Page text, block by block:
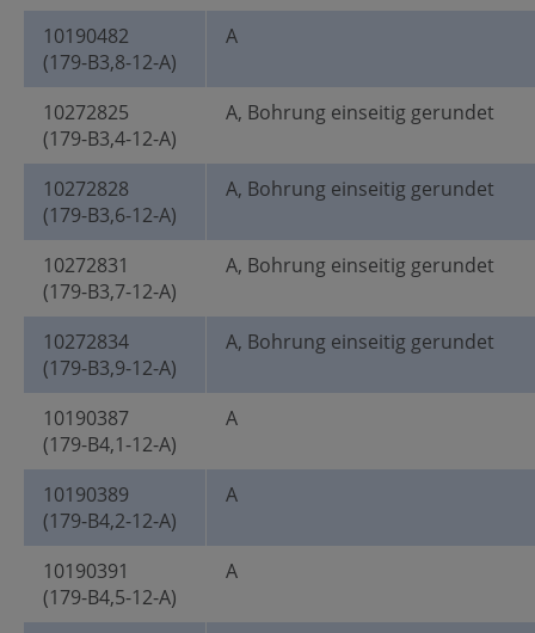
10190482
(179-B3,8-12-A)
A
10272825
(179-B3,4-12-A)
A, Bohrung einseitig gerundet
10272828
(179-B3,6-12-A)
A, Bohrung einseitig gerundet
10272831
(179-B3,7-12-A)
A, Bohrung einseitig gerundet
10272834
(179-B3,9-12-A)
A, Bohrung einseitig gerundet
10190387
(179-B4,1-12-A)
A
10190389
(179-B4,2-12-A)
A
10190391
(179-B4,5-12-A)
A